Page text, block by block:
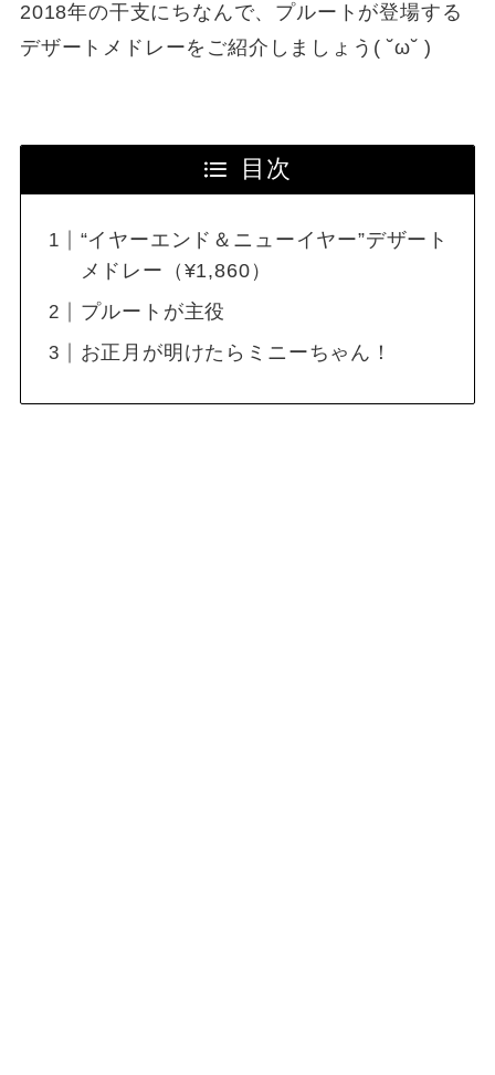
2018年の干支にちなんで、プルートが登場する
デザートメドレーをご紹介しましょう( ˘ω˘ )
目次
“イヤーエンド＆ニューイヤー”デザート
メドレー（¥1,860）
プルートが主役
お正月が明けたらミニーちゃん！